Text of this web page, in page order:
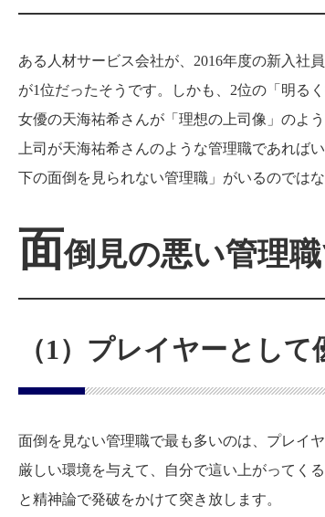
ある人材サービス会社が、2016年度の新入社
が1位だったそうです。しかも、2位の「明る
女優の天海祐希さんが「理想の上司像」のよう
上司が天海祐希さんのような管理職であれば
下の面倒を見られない管理職」がいるのではな
面倒見の悪い管理
（1）プレイヤーとし
面倒を見ない管理職で最も多いのは、プレイ
厳しい環境を与えて、自分で這い上がってく
と精神論で発破をかけて突き放します。